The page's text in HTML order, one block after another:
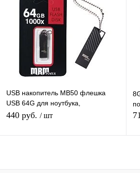
Купить в 1 клик К сравнению
В избранное В наличии
USB накопитель MB50 флешка
USB 64G для ноутбука,
компьютера, автомобиля,10Mb/s
440 руб. / шт